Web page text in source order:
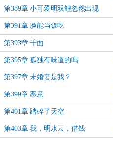
第389章 小可爱明双鲤忽然出现
第391章 脸能当饭吃
第393章 千面
第395章 孤独有味道的吗
第397章 未婚妻是我？
第399章 恶意
第401章 踏碎了天空
第403章 我，明水云，借钱